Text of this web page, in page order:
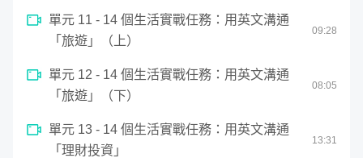
用以下這支影片，看看 Can-Do 英文溝通術的成
效吧 💫
單元 11 - 14 個生活實戰任務：用英文溝通
「旅遊」（上）
09:28
單元 12 - 14 個生活實戰任務：用英文溝通
「旅遊」（下）
08:05
單元 13 - 14 個生活實戰任務：用英文溝通
「理財投資」
13:31